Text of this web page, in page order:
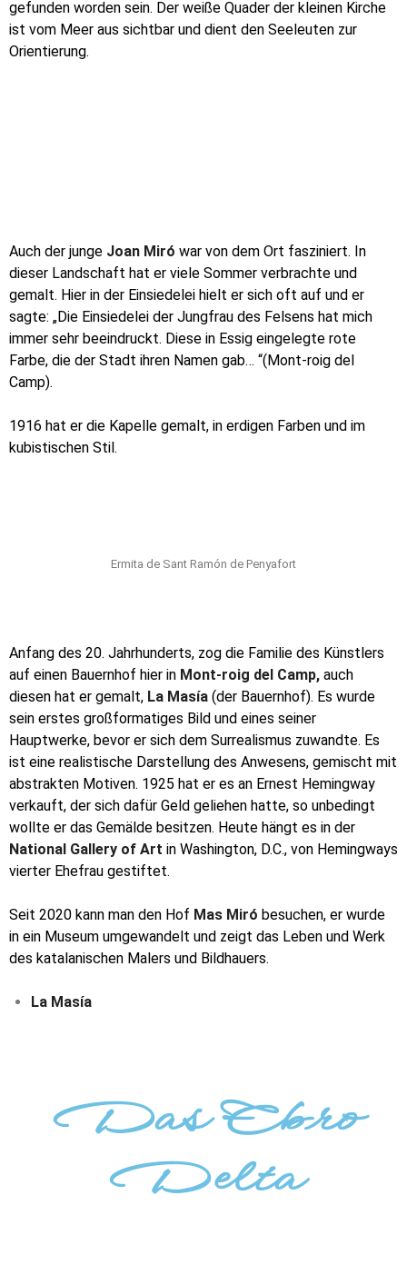
gefunden worden sein. Der weiße Quader der kleinen Kirche
ist vom Meer aus sichtbar und dient den Seeleuten zur
Orientierung.
Auch der junge Joan Miró war von dem Ort fasziniert. In
dieser Landschaft hat er viele Sommer verbrachte und
gemalt. Hier in der Einsiedelei hielt er sich oft auf und er
sagte: „Die Einsiedelei der Jungfrau des Felsens hat mich
immer sehr beeindruckt. Diese in Essig eingelegte rote
Farbe, die der Stadt ihren Namen gab… “(Mont-roig del
Camp).
1916 hat er die Kapelle gemalt, in erdigen Farben und im
kubistischen Stil.
Ermita de Sant Ramón de Penyafort
Anfang des 20. Jahrhunderts, zog die Familie des Künstlers
auf einen Bauernhof hier in Mont-roig del Camp, auch
diesen hat er gemalt, La Masía (der Bauernhof). Es wurde
sein erstes großformatiges Bild und eines seiner
Hauptwerke, bevor er sich dem Surrealismus zuwandte. Es
ist eine realistische Darstellung des Anwesens, gemischt mit
abstrakten Motiven. 1925 hat er es an Ernest Hemingway
verkauft, der sich dafür Geld geliehen hatte, so unbedingt
wollte er das Gemälde besitzen. Heute hängt es in der
National Gallery of Art in Washington, D.C., von Hemingways
vierter Ehefrau gestiftet.
Seit 2020 kann man den Hof Mas Miró besuchen, er wurde
in ein Museum umgewandelt und zeigt das Leben und Werk
des katalanischen Malers und Bildhauers.
La Masía
Das Ebro
Delta